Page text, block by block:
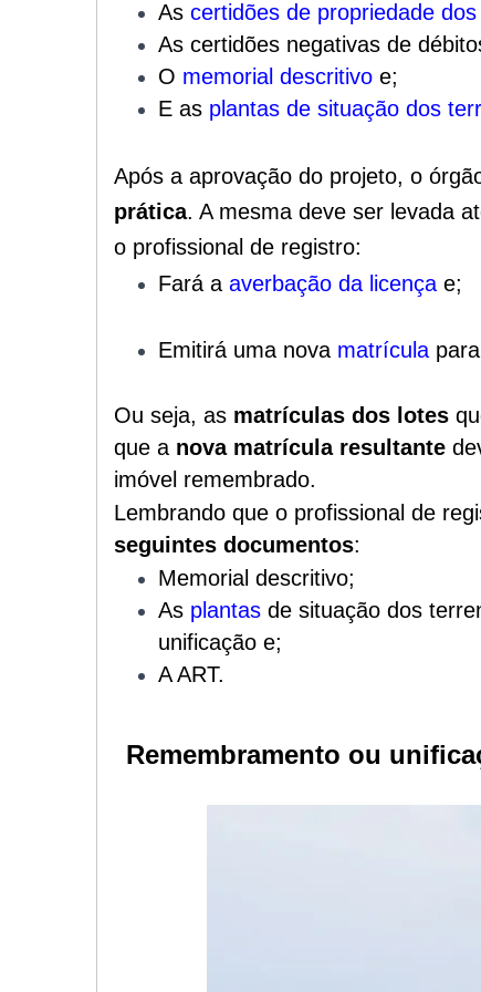
As certidões de propriedade
As certidões negativas de
O memorial descritivo e;
E as plantas de situação dos
Após a aprovação do projeto, o
prática. A mesma deve ser levada
o profissional de registro:
Fará a averbação da licença e;
Emitirá uma nova matrícula
Ou seja, as matrículas dos lotes
que a nova matrícula resultante
imóvel remembrado.
Lembrando que o profissional de
seguintes documentos:
Memorial descritivo;
As plantas de situação dos
unificação e;
A ART.
Remembramento ou